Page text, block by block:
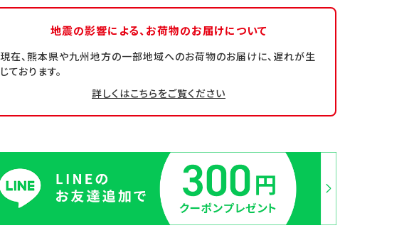
地震の影響による、 お荷物のお届けについて
現在、熊本県や九州地方の一部地域へのお荷物のお届けに、遅れが生
じております。
詳しくはこちらをご覧ください